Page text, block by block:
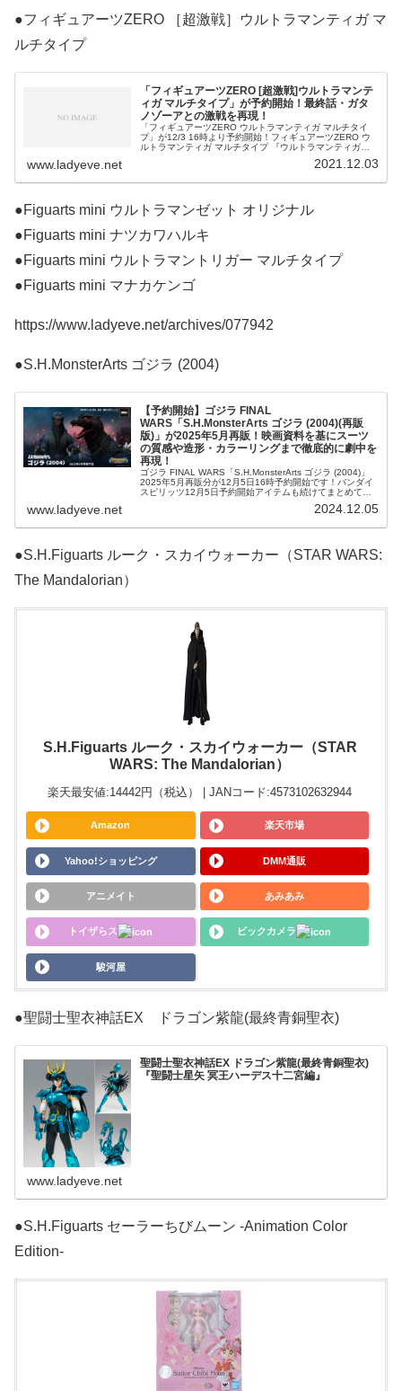
●フィギュアーツZERO ［超激戦］ウルトラマンティガ マ
ルチタイプ
「フィギュアーツZERO [超激戦]ウルトラマンテ
ィガ マルチタイプ」が予約開始！最終話・ガタ
ノゾーアとの激戦を再現！
「フィギュアーツZERO ウルトラマンティガ マルチタイ
プ」が12/3 16時より予約開始！フィギュアーツZERO ウ
ルトラマンティガ マルチタイプ 『ウルトラマンティガ』
www.ladyeve.net 2021.12.03
●Figuarts mini ウルトラマンゼット オリジナル
●Figuarts mini ナツカワハルキ
●Figuarts mini ウルトラマントリガー マルチタイプ
●Figuarts mini マナカケンゴ
https://www.ladyeve.net/archives/077942
●S.H.MonsterArts ゴジラ (2004)
【予約開始】ゴジラ FINAL
WARS「S.H.MonsterArts ゴジラ (2004)(再販
版)」が2025年5月再販！映画資料を基にスーツ
の質感や造形・カラーリングまで徹底的に劇中を
再現！
ゴジラ FINAL WARS「S.H.MonsterArts ゴジラ (2004)」
2025年5月再販分が12月5日16時予約開始です！バンダイ
スピリッツ12月5日予約開始アイテムも続けてまとめてい
www.ladyeve.net 2024.12.05
●S.H.Figuarts ルーク・スカイウォーカー（STAR WARS:
The Mandalorian）
S.H.Figuarts ルーク・スカイウォーカー（STAR
WARS: The Mandalorian）
楽天最安値:14442円（税込） | JANコード:4573102632944
Amazon 楽天市場
Yahoo!ショッピング DMM通販
アニメイト あみあみ
トイザらス ビックカメラ
駿河屋
●聖闘士聖衣神話EX ドラゴン紫龍(最終青銅聖衣)
聖闘士聖衣神話EX ドラゴン紫龍(最終青銅聖衣)
『聖闘士星矢 冥王ハーデス十二宮編』
www.ladyeve.net
●S.H.Figuarts セーラーちびムーン -Animation Color
Edition-